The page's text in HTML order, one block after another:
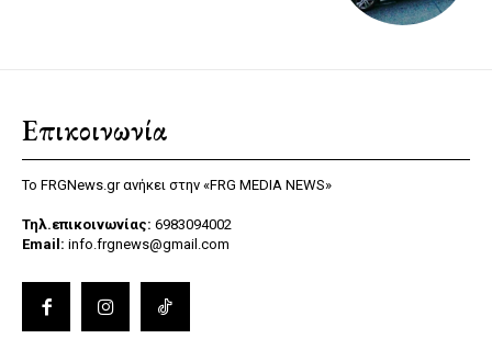
Επικοινωνία
Το FRGNews.gr ανήκει στην «FRG MEDIA NEWS»
Τηλ.επικοινωνίας: 6983094002
Email: info.frgnews@gmail.com